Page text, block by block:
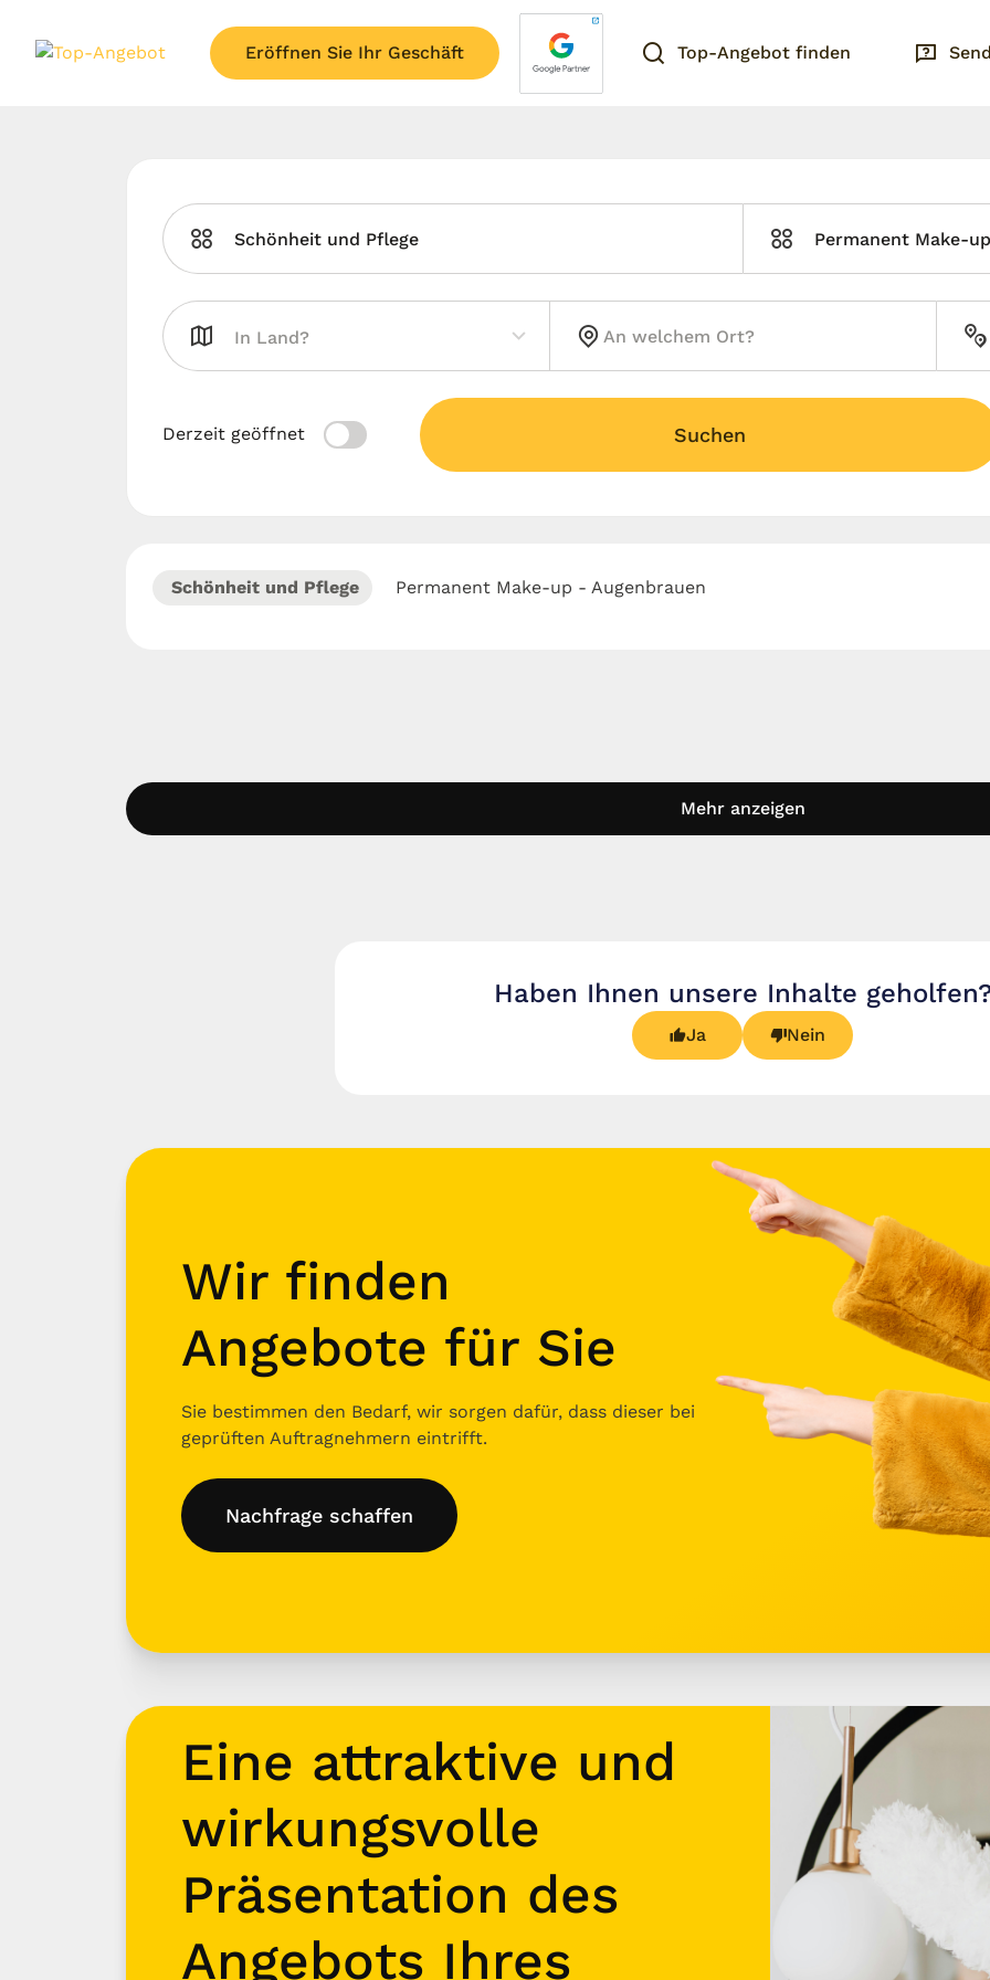
Eröffnen Sie Ihr Geschäft Top-Angebot finden
Schönheit und Pflege Permanent Make-up
Derzeit geöffnet Suchen
Schönheit und Pflege Permanent Make-up - Augenbrauen
Mehr anzeigen
Haben Ihnen unsere Inhalte
Ja Nein
Wir finden
Angebote für Sie
Sie bestimmen den Bedarf, wir sorgen dafür, dass dieser bei
geprüften Auftragnehmern eintrifft.
Nachfrage schaffen
Eine attraktive und
wirkungsvolle
Präsentation des
Angebots Ihres